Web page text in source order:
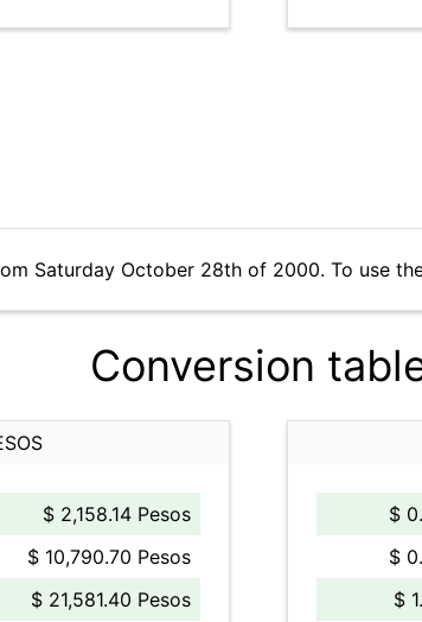
Saturday October 28th of 2000. To use
Conversion
$ 2,158.14 Pesos
$ 10,790.70 Pesos
$ 21,581.40 Pesos
$
$
$